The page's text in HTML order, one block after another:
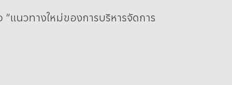
แนวทางใหม่ของการบริหารจัดการ